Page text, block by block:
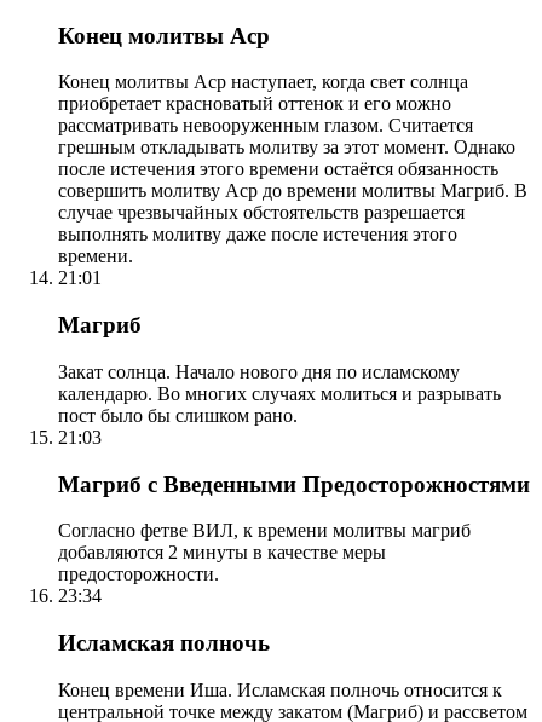
Конец молитвы Аср
Конец молитвы Аср наступает, когда свет солнца
приобретает красноватый оттенок и его можно
рассматривать невооруженным глазом. Считается
грешным откладывать молитву за этот момент. Однако
после истечения этого времени остаётся обязанность
совершить молитву Аср до времени молитвы Магриб. В
случае чрезвычайных обстоятельств разрешается
выполнять молитву даже после истечения этого
времени.
21:01
Магриб
Закат солнца. Начало нового дня по исламскому
календарю. Во многих случаях молиться и разрывать
пост было бы слишком рано.
21:03
Магриб с Введенными Предосторожностями
Согласно фетве ВИЛ, к времени молитвы магриб
добавляются 2 минуты в качестве меры
предосторожности.
23:34
Исламская полночь
Конец времени Иша. Исламская полночь относится к
центральной точке между закатом (Магриб) и рассветом